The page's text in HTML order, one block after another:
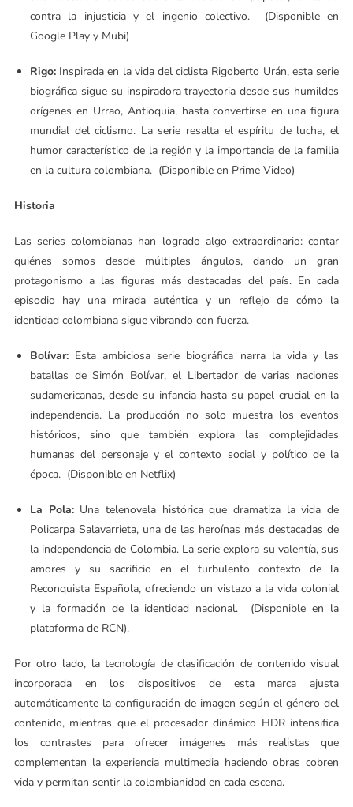
contra la injusticia y el ingenio colectivo. (Disponible en
Google Play y Mubi)
Rigo: Inspirada en la vida del ciclista Rigoberto Urán, esta serie
biográfica sigue su inspiradora trayectoria desde sus humildes
orígenes en Urrao, Antioquia, hasta convertirse en una figura
mundial del ciclismo. La serie resalta el espíritu de lucha, el
humor característico de la región y la importancia de la familia
en la cultura colombiana. (Disponible en Prime Video)
Historia
Las series colombianas han logrado algo extraordinario: contar
quiénes somos desde múltiples ángulos, dando un gran
protagonismo a las figuras más destacadas del país. En cada
episodio hay una mirada auténtica y un reflejo de cómo la
identidad colombiana sigue vibrando con fuerza.
Bolívar:Esta ambiciosa serie biográfica narra la vida y las
batallas de Simón Bolívar, el Libertador de varias naciones
sudamericanas, desde su infancia hasta su papel crucial en la
independencia. La producción no solo muestra los eventos
históricos, sino que también explora las complejidades
humanas del personaje y el contexto social y político de la
época. (Disponible en Netflix)
La Pola:Una telenovela histórica que dramatiza la vida de
Policarpa Salavarrieta, una de las heroínas más destacadas de
la independencia de Colombia. La serie explora su valentía, sus
amores y su sacrificio en el turbulento contexto de la
Reconquista Española, ofreciendo un vistazo a la vida colonial
y la formación de la identidad nacional. (Disponible en la
plataforma de RCN).
Por otro lado, la tecnología de clasificación de contenido visual
incorporada en los dispositivos de esta marca ajusta
automáticamente la configuración de imagen según el género del
contenido, mientras que el procesador dinámico HDR intensifica
los contrastes para ofrecer imágenes más realistas que
complementan la experiencia multimedia haciendo obras cobren
vida y permitan sentir la colombianidad en cada escena.